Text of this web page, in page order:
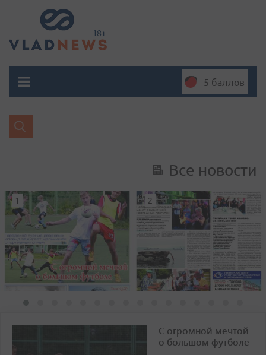
5 баллов
Все новости
1 2
С огромной мечтой
о большом футболе